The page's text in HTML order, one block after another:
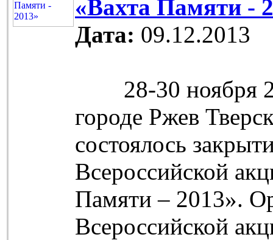
«Вахта Памяти -
Дата: 09.12.2013
28-30 ноября
городе Ржев
состоялось
Всероссийской
Памяти – 2013».
Всероссийской